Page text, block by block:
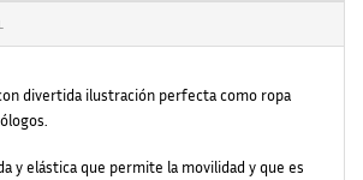
divertida ilustración perfecta como ropa
y elástica que permite la movilidad y que es